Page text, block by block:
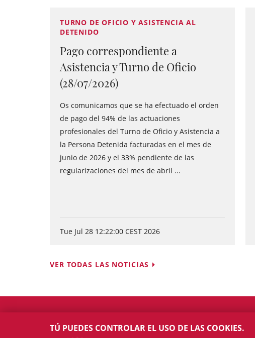
TURNO DE OFICIO Y ASISTENCIA AL
DETENIDO
Pago correspondiente a
Asistencia y Turno de Oficio
(28/07/2026)
Os comunicamos que se ha efectuado el orden
de pago del 94% de las actuaciones
profesionales del Turno de Oficio y Asistencia a
la Persona Detenida facturadas en el mes de
junio de 2026 y el 33% pendiente de las
regularizaciones del mes de abril ...
Tue Jul 28 12:22:00 CEST 2026
VER TODAS LAS NOTICIAS
TÚ PUEDES CONTROLAR EL USO DE LAS COOKIES.